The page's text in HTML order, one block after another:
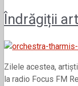
Îndrăgiții
Zilele acestea,
la radio Focus FM